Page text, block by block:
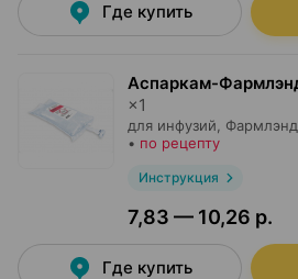
Где купить
Аспаркам-
×1
для инфузий, Фармлэнд
• по рецепту
Инструкция
7,83 — 10,26 р.
Где купить